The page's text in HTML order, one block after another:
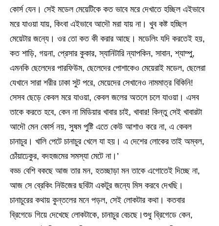
কোর্স যেন। সেই মডেল মেয়েটিকে কত ভাবে মরে দেখাতে হচ্ছিল এইভাবে
মরে যাওয়া যায়, কিংবা এইভাবে আদৌ মরা যায় না। খুব কষ্ট হচ্ছিল
মেয়েটার জন্যে। ওর তো কত কী করার আছে। মডেলিং যদি করতেই হয়,
কত শাড়ি, গয়না, প্রেসার কুকার, স্যানিটারি ন্যাপকিন, সাবান, শ্যাম্পু,
এমনকি ছেলেদের পারফিউম, ছেলেদের পোশাকেও মেয়েরাই মডেল, ছেলেরা
যেখানে সারা শরীর ঢাকা সুট পরে, মেয়েদের সেখানেও নামমাত্র বিকিনি!
সেসব ছেড়ে কেবল মরে যাওয়া, কেবল জলের অতলে চলে যাওয়া। এসব
তাকে করতে হবে, কেন না মিডিয়ার খাবার চাই, খাবার! কিন্তু সেই খাবারটা
আদৌ মেন কোর্স নয়, সুষম পুষ্টি এতে কেউ আশাও করে না, এ কেবল
চানাচুর। খালি পেটে চানাচুর খেলে যা হয়। এ দেশের লোকের তাই অম্বল,
চোঁয়াঢেকুর, বদহজমের সমস্যা মেটে না।’
বড্ড বেশি বকছে আজ তার মন, হতচ্ছাড়া মন তাকে এগোতেই দিচ্ছে না,
আজ সে ব্রেকিং নিউজের ছবিটা একটুর জন্যে মিস করবে দেখছি।
চানাচুরের কথায় কুন্তলের মনে পড়ল, সেই লোকটার কথা। কতবার
ব্রিগেডে গিয়ে দেখেছে লোকটাকে, চানাচুর বেচছে।শুধু ব্রিগেডে কেন,